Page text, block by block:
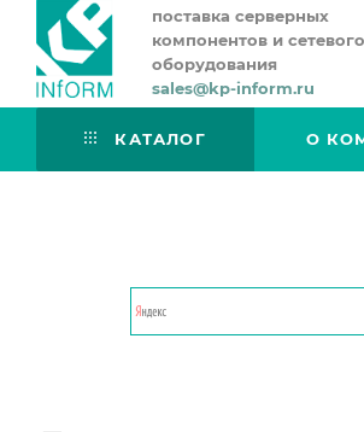
поставка серверных
компонентов и сетевого
оборудования
sales@kp-inform.ru
КАТАЛОГ О